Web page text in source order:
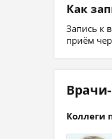
Как
Запись к
приём
Коллеги